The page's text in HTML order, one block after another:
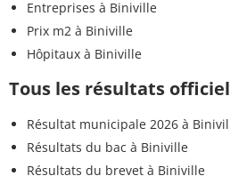
Entreprises à Biniville
Prix m2 à Biniville
Hôpitaux à Biniville
Tous les résultats
Résultat municipale 2026 à
Résultats du bac à Biniville
Résultats du brevet à Biniville